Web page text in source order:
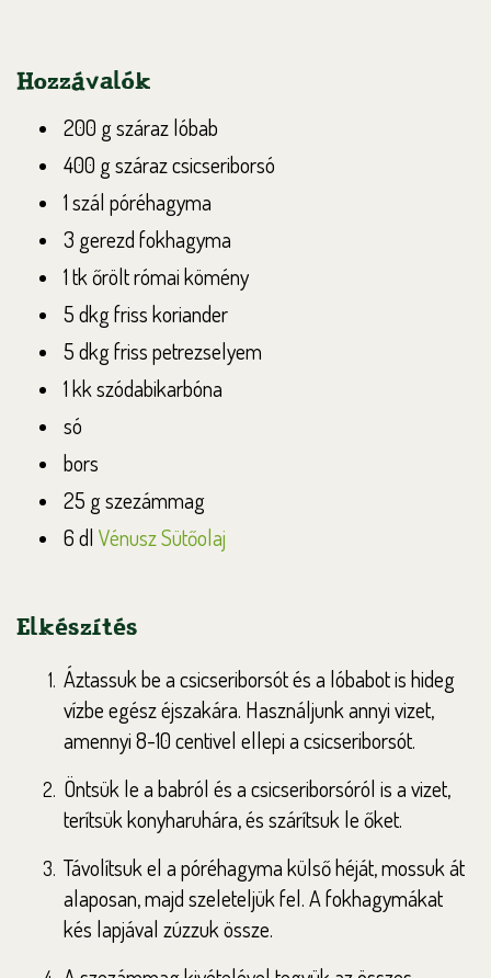
Hozzávalók
200 g száraz lóbab
400 g száraz csicseriborsó
1 szál póréhagyma
3 gerezd fokhagyma
1 tk őrölt római kömény
5 dkg friss koriander
5 dkg friss petrezselyem
1 kk szódabikarbóna
só
bors
25 g szezámmag
6 dl Vénusz Sütőolaj
Elkészítés
Áztassuk be a csicseriborsót és a lóbabot is hideg
vízbe egész éjszakára. Használjunk annyi vizet,
amennyi 8-10 centivel ellepi a csicseriborsót.
Öntsük le a babról és a csicseriborsóról is a vizet,
terítsük konyharuhára, és szárítsuk le őket.
Távolítsuk el a póréhagyma külső héját, mossuk át
alaposan, majd szeleteljük fel. A fokhagymákat
kés lapjával zúzzuk össze.